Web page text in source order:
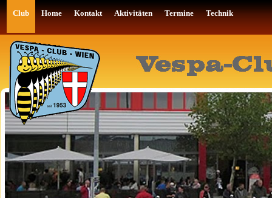
Club Home Kontakt Aktivitäten Termine Technik